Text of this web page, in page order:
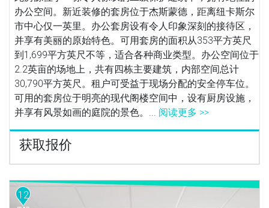
办公空间。新近装修的套房位于杰斯蒙德，距离纽卡斯尔
市中心仅一英里。办公套房设有令人印象深刻的接待区，
并享有美丽的原始特色。可用套房的面积从353平方英尺
到1,699平方英尺不等，适合各种商业类型。办公空间位于
2.2英亩的场地上，共有四栋主要建筑，内部空间总计
30,790平方英尺。租户可受益于现场分配的安全停车位。
可用的套房位于明亮的现代阁楼空间中，设有厨房设施，
并享有风景如画的庭院的景色。... 阅读更多 >>
获取报价
12